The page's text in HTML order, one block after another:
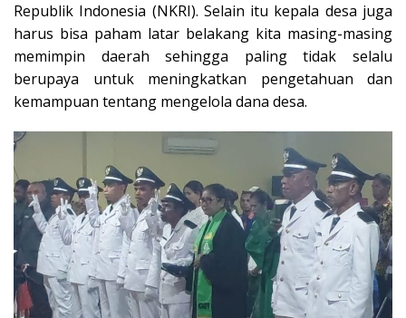
Republik Indonesia (NKRI). Selain itu kepala desa juga
harus bisa paham latar belakang kita masing-masing
memimpin daerah sehingga paling tidak selalu
berupaya untuk meningkatkan pengetahuan dan
kemampuan tentang mengelola dana desa.